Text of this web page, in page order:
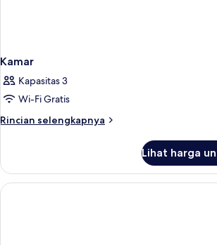
Kamar
Kapasitas 3
Wi-Fi Gratis
Rincian selengkapnya
Rincian
Kamar
Lihat harga